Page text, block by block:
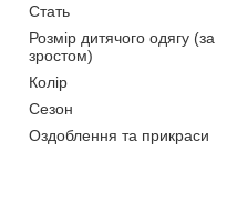
Стать
Розмір дитячого одягу (за
зростом)
Колір
Сезон
Оздоблення та прикраси